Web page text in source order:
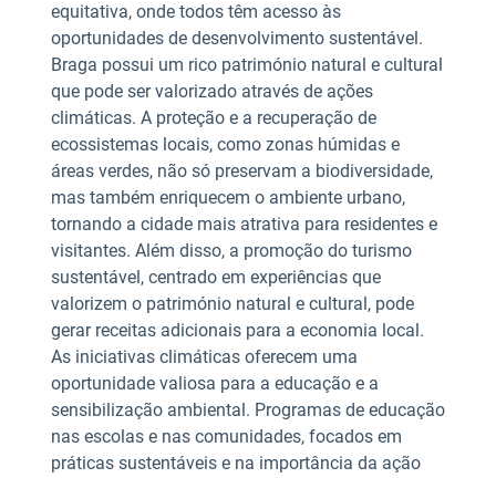
equitativa, onde todos têm acesso às
oportunidades de desenvolvimento sustentável.
Braga possui um rico património natural e cultural
que pode ser valorizado através de ações
climáticas. A proteção e a recuperação de
ecossistemas locais, como zonas húmidas e
áreas verdes, não só preservam a biodiversidade,
mas também enriquecem o ambiente urbano,
tornando a cidade mais atrativa para residentes e
visitantes. Além disso, a promoção do turismo
sustentável, centrado em experiências que
valorizem o património natural e cultural, pode
gerar receitas adicionais para a economia local.
As iniciativas climáticas oferecem uma
oportunidade valiosa para a educação e a
sensibilização ambiental. Programas de educação
nas escolas e nas comunidades, focados em
práticas sustentáveis e na importância da ação